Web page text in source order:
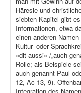
Häresie und
siebten Kapitel gibt
Informationen, etwa
einen anderen
Kultur- oder
«dit aussi» /„auch
Rolle; als Beispiele
auch genannt Paul
12, Ac 13, 9).